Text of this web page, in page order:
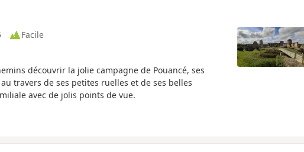
Facile
découvrir la jolie campagne de Pouancé, ses
travers de ses petites ruelles et de ses belles
avec de jolis points de vue.